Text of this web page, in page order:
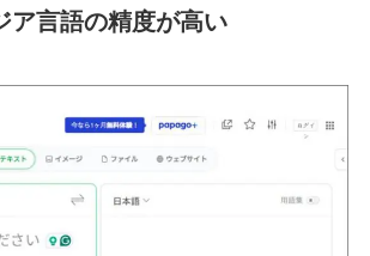
ア言語の精度が高い